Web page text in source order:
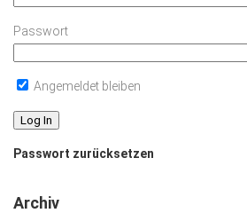
Passwort
Angemeldet bleiben
Passwort zurücksetzen
Archiv